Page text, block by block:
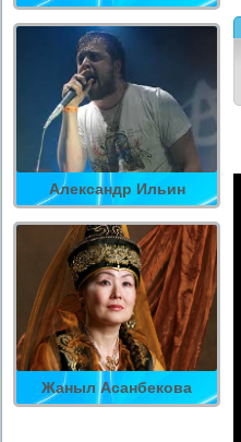
Александр Ильин
Жаныл Асанбекова